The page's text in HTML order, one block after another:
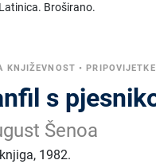
Latinica. Broširano.
KNJIŽEVNOST • PRIPOVIJETKE
s
Šenoa
, 1982.